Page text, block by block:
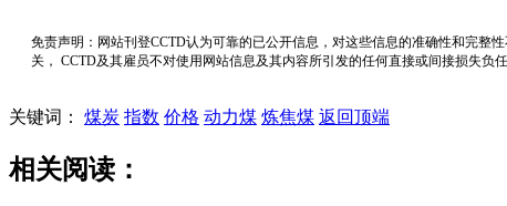
免责声明：网站刊登CCTD认为可靠的已公开信息，对这些信息的准确性和完整
关， CCTD及其雇员不对使用网站信息及其内容所引发的任何直接或间接损失负任
关键词： 煤炭 指数 价格 动力煤 炼焦煤 返回顶端
相关阅读：